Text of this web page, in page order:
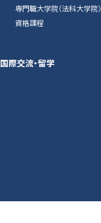
専門職大学院（法科大学院）
資格課程
国際交流・留学